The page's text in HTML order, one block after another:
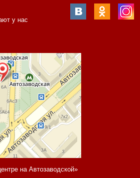
у нас
на Автозаводской»